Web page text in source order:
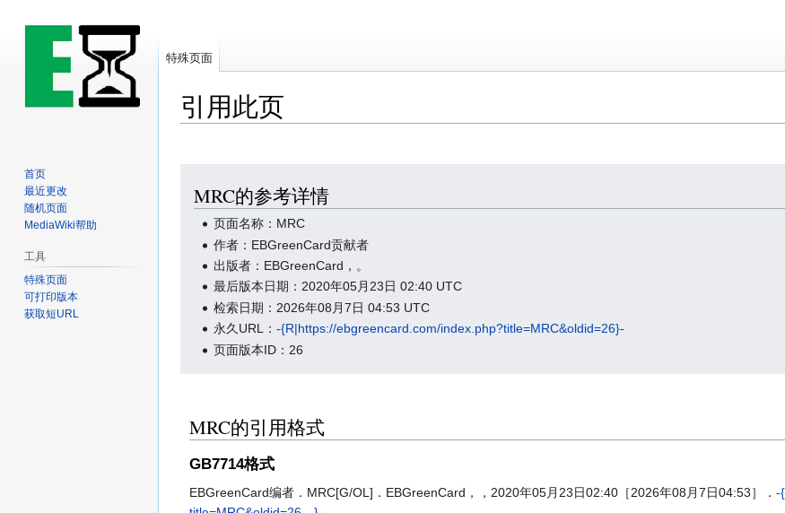
引用此页
MRC的参考详情
页面名称：MRC
作者：EBGreenCard贡献者
出版者：EBGreenCard，。
最后版本日期：2020年05月23日 02:40 UTC
检索日期：2026年08月7日 04:53 UTC
永久URL：-{R|https://ebgreencard.com/index.php?title=MRC&oldid=26}-
页面版本ID：26
MRC的引用格式
GB7714格式
EBGreenCard编者．MRC[G/OL]．EBGreenCard，，2020年05月23日02:40［2026年08月7日04:53］． -
特殊页面
首页
最近更改
随机页面
MediaWiki帮助
工具
特殊页面
可打印版本
获取短URL